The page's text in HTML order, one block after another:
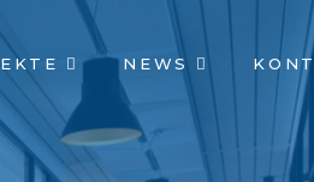
NEWS